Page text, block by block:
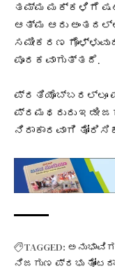
ತಮ್ಮ ಮಕ್ಕಳಿಗೆ
ಆತ್ಮ ಆರು
ಸಮೀಕರಣ
ಪೂರಕವಾಗುತ್ತದೆ.
ಪ್ರತಿಯೊಬ್ಬರಲ್ಲೂ
ಪ್ರಮಥರುರು ಇಡೀ
ನಿರಾಕಾರವಾಗಿ
TAGGED:
ನಿಜಗುಣ ಪ್ರಭು